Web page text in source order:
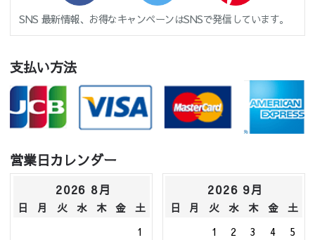
SNS 最新情報、お得なキャンペーンはSNSで発信しています。
支払い方法
営業日カレンダー
2026 8月
日 月 火 水 木 金
土
1
2026 9月
日 月 火 水 木 金
土
1
2 3 4
5